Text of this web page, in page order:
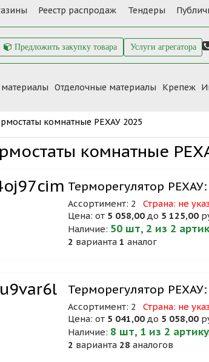
Реестр распродаж Тендеры
Предложить закупку товара Услуги агрегатора
Отделочные материалы Крепеж
комнатные РЕХАУ 2025
комнатные
Терморегулятор
Ассортимент: 2
Страна: не
Цена: от 5 058,00 до 5 125,00
Наличие: 50 шт, 2 из 2
2 варианта1 аналог
Терморегулятор
Ассортимент: 2
Страна: не
Цена: от 5 041,00 до 5 058,00
Наличие: 8 шт, 1 из 2
2 варианта 28 аналогов